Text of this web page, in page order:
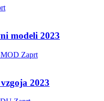
modeli 2023
Zaprt
2023